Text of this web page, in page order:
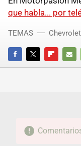
que habla... por
FACEBOOKTWITTERFLIPBOARD
E-
TEMAS Chevrolet